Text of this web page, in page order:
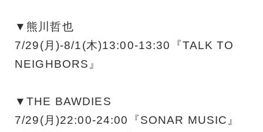
▼熊川哲也
7/29(月)-8/1(木)13:00-13:30『TALK TO
NEIGHBORS』
▼THE BAWDIES
7/29(月)22:00-24:00『SONAR MUSIC』